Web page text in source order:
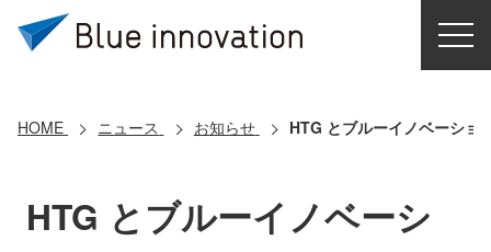
導入事例
HOME ニュース お知らせ HTG とブルーイノベーショ
HTG とブルーイノベーシ